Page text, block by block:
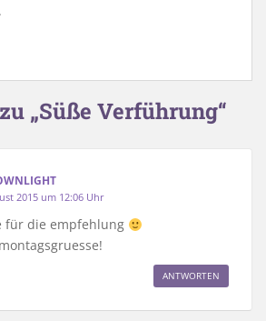
„Süße Verführung“
2015 um 12:06 Uhr
für die empfehlung
ANTWORTEN